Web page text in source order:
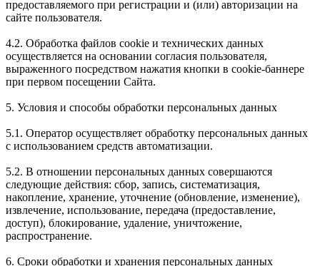
предоставляемого при регистрации и (или) авторизации на
сайте пользователя.
4.2. Обработка файлов cookie и технических данных
осуществляется на основании согласия пользователя,
выраженного посредством нажатия кнопки в cookie-баннере
при первом посещении Сайта.
5. Условия и способы обработки персональных данных
5.1. Оператор осуществляет обработку персональных данных
с использованием средств автоматизации.
5.2. В отношении персональных данных совершаются
следующие действия: сбор, запись, систематизация,
накопление, хранение, уточнение (обновление, изменение),
извлечение, использование, передача (предоставление,
доступ), блокирование, удаление, уничтожение,
распространение.
6. Сроки обработки и хранения персональных данных